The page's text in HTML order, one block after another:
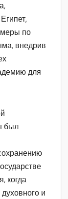
по
внедрив
для
был
когда
и